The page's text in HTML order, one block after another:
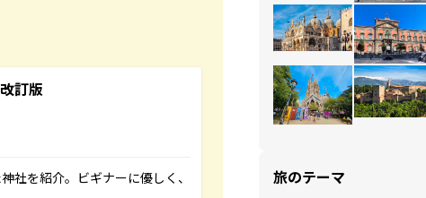
訂版
社を紹介。ビギナーに優しく、
旅のテーマ